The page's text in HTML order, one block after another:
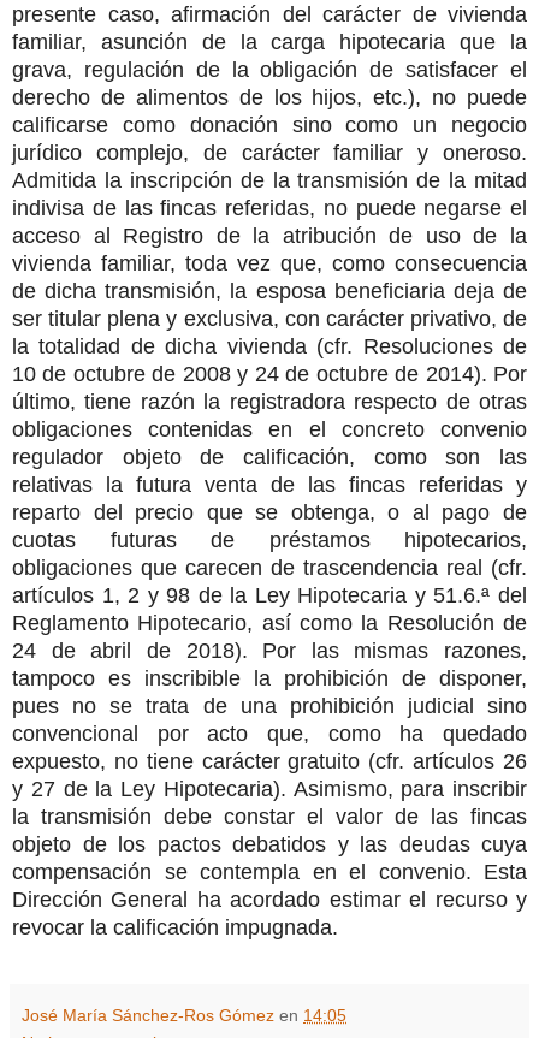
presente caso, afirmación del carácter de vivienda
familiar, asunción de la carga hipotecaria que la
grava, regulación de la obligación de satisfacer el
derecho de alimentos de los hijos, etc.), no puede
calificarse como donación sino como un negocio
jurídico complejo, de carácter familiar y oneroso.
Admitida la inscripción de la transmisión de la mitad
indivisa de las fincas referidas, no puede negarse el
acceso al Registro de la atribución de uso de la
vivienda familiar, toda vez que, como consecuencia
de dicha transmisión, la esposa beneficiaria deja de
ser titular plena y exclusiva, con carácter privativo, de
la totalidad de dicha vivienda (cfr. Resoluciones de
10 de octubre de 2008 y 24 de octubre de 2014). Por
último, tiene razón la registradora respecto de otras
obligaciones contenidas en el concreto convenio
regulador objeto de calificación, como son las
relativas la futura venta de las fincas referidas y
reparto del precio que se obtenga, o al pago de
cuotas futuras de préstamos hipotecarios,
obligaciones que carecen de trascendencia real (cfr.
artículos 1, 2 y 98 de la Ley Hipotecaria y 51.6.ª del
Reglamento Hipotecario, así como la Resolución de
24 de abril de 2018). Por las mismas razones,
tampoco es inscribible la prohibición de disponer,
pues no se trata de una prohibición judicial sino
convencional por acto que, como ha quedado
expuesto, no tiene carácter gratuito (cfr. artículos 26
y 27 de la Ley Hipotecaria). Asimismo, para inscribir
la transmisión debe constar el valor de las fincas
objeto de los pactos debatidos y las deudas cuya
compensación se contempla en el convenio. Esta
Dirección General ha acordado estimar el recurso y
revocar la calificación impugnada.
José María Sánchez-Ros Gómez en 14:05